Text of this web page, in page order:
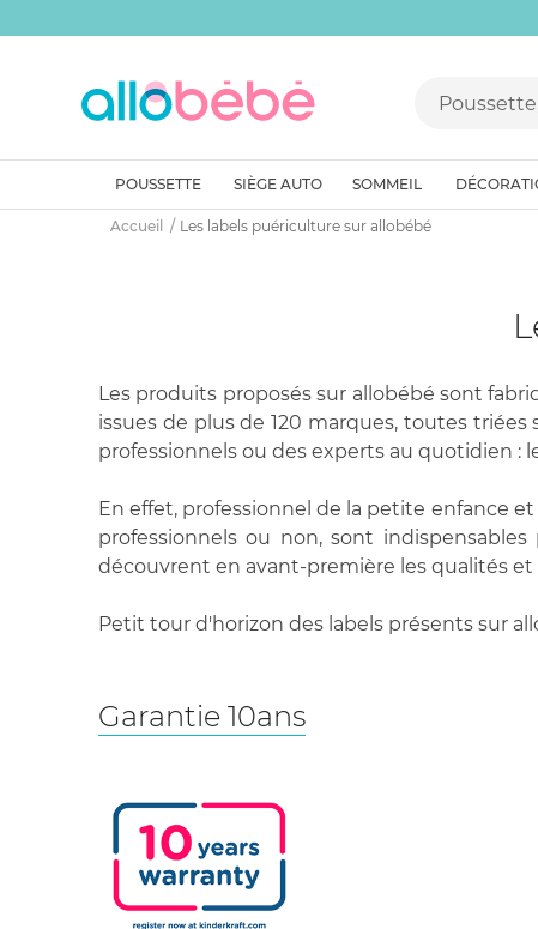
POUSSETTE SIÈGE AUTO SOMMEIL
Accueil Les labels puériculture sur allobébé
Les produits proposés sur allobébé sont
issues de plus de 120 marques, toutes
professionnels ou des experts au quotidien :
En effet, professionnel de la petite enfance
professionnels ou non, sont
découvrent en avant-première les qualités
Petit tour d'horizon des labels présents sur
Garantie 10ans